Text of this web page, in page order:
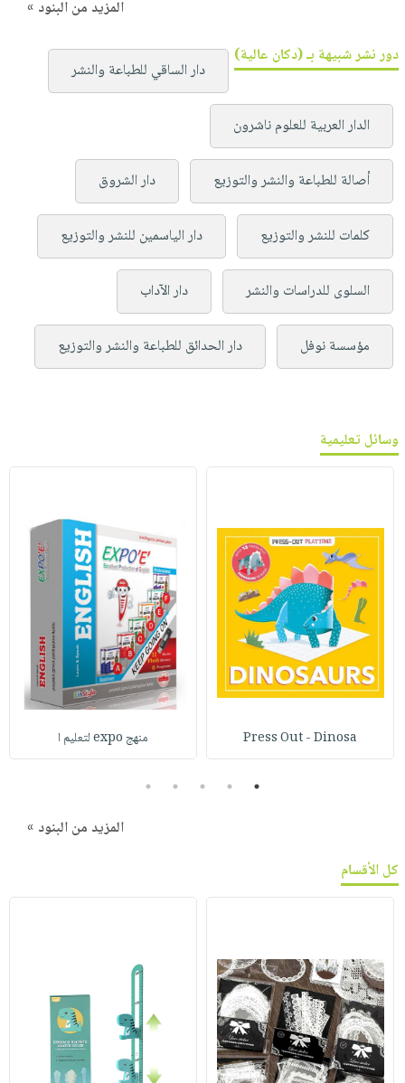
المزيد من البنود »
دور نشر شبيهة بـ (دكان عالية)
دار الساقي للطباعة والنشر
الدار العربية للعلوم ناشرون
أصالة للطباعة والنشر والتوزيع دار الشروق
كلمات للنشر والتوزيع دار الياسمين للنشر والتوزيع
السلوى للدراسات والنشر دار الآداب
مؤسسة نوفل دار الحدائق للطباعة والنشر والتوزيع
وسائل تعليمية
Press Out - Dinosa منهج expo لتعليم ا
1
2
3
4
5
المزيد من البنود »
كل الأقسام